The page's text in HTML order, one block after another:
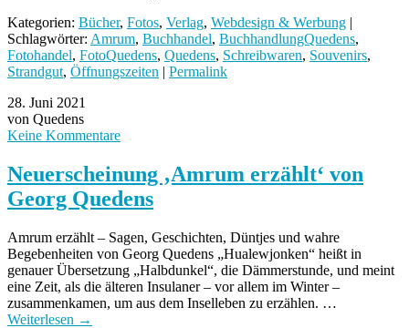
Kategorien: Bücher, Fotos, Verlag, Webdesign & Werbung |
Schlagwörter: Amrum, Buchhandel, BuchhandlungQuedens,
Fotohandel, FotoQuedens, Quedens, Schreibwaren, Souvenirs,
Strandgut, Öffnungszeiten | Permalink
28. Juni 2021
von Quedens
Keine Kommentare
Neuerscheinung ‚Amrum erzählt‘ von
Georg Quedens
Amrum erzählt – Sagen, Geschichten, Düntjes und wahre
Begebenheiten von Georg Quedens „Hualewjonken“ heißt in
genauer Übersetzung „Halbdunkel“, die Dämmerstunde, und meint
eine Zeit, als die älteren Insulaner – vor allem im Winter –
zusammenkamen, um aus dem Inselleben zu erzählen. …
Weiterlesen →